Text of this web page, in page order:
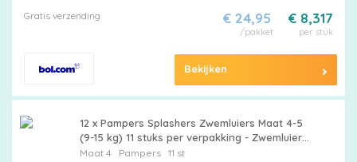
Merken
vergelijken
Gratis verzending € 8,317
per stuk
€ 24,95
/pakket
Bekijken
12 x Pampers Splashers Zwemluiers Maat 4-5
(9-15 kg) 11 stuks per verpakking - Zwemluiers
- Babyluiers - Waterbestendig - Pampers
Maat 4 Pampers11 st